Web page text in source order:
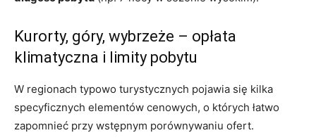
Kurorty, góry, wybrzeże – opłata
klimatyczna i limity pobytu
W regionach typowo turystycznych pojawia się kilka
specyficznych elementów cenowych, o których łatwo
zapomnieć przy wstępnym porównywaniu ofert.